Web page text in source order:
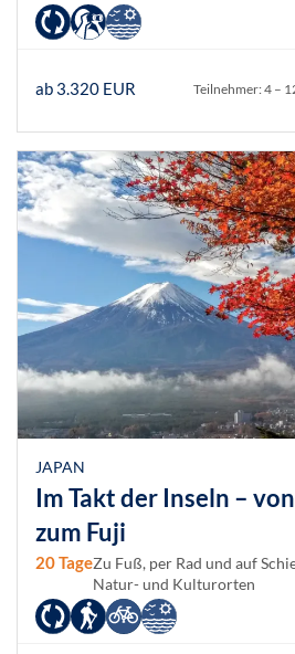
ab 3.320 EUR Teilnehmer: 4 –
JAPAN
Im Takt der Inseln –
zum Fuji
20 TageZu Fuß, per Rad und auf
Natur- und Kulturorten